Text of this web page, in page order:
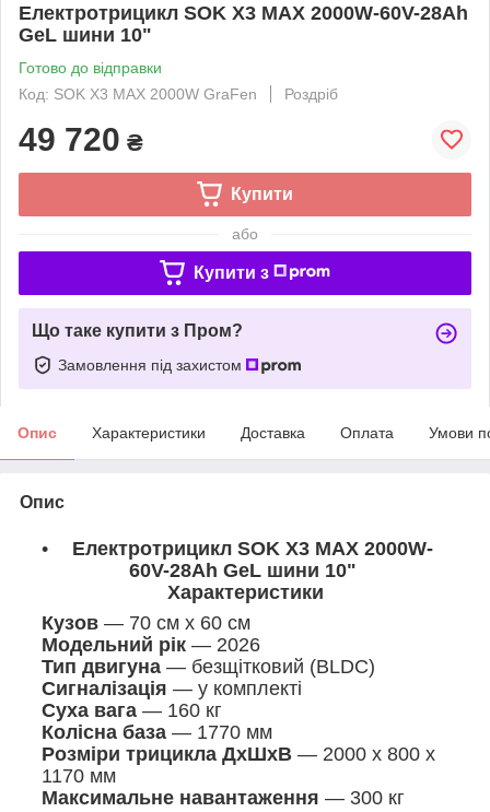
Електротрицикл SOK X3 МАХ 2000W-60V-28Ah
GeL шини 10"
Готово до відправки
Код: SOK X3 МАХ 2000W GraFen
Роздріб
49 720 ₴
Купити
або
Купити з
Що таке купити з Пром?
Замовлення під захистом
Опис Характеристики Доставка Оплата Умови
Опис
Електротрицикл SOK X3 МАХ 2000W-
60V-28Ah GeL шини 10"
Характеристики
Кузов — 70 см х 60 см
Модельний рік — 2026
Тип двигуна — безщітковий (BLDC)
Сигналізація — у комплекті
Суха вага — 160 кг
Колісна база — 1770 мм
Розміри трицикла ДхШхВ — 2000 х 800 х
1170 мм
Максимальне навантаження — 300 кг